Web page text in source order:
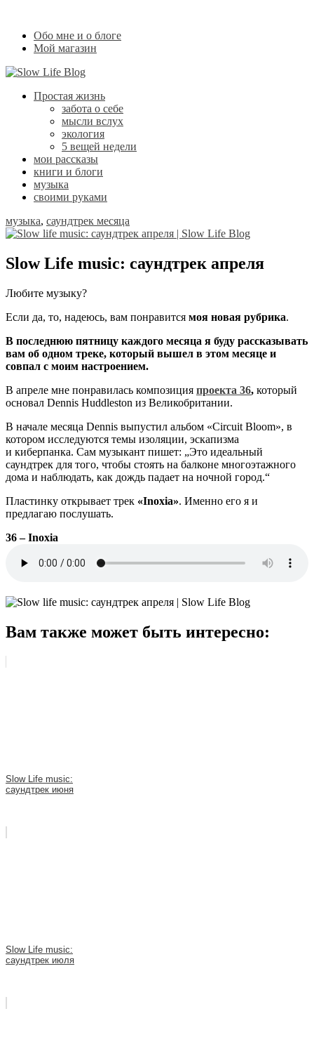
Обо мне и о блоге
Мой магазин
Простая жизнь
забота о себе
мысли вслух
экология
5 вещей недели
мои рассказы
книги и блоги
музыка
своими руками
музыка, саундтрек месяца
Slow Life music: саундтрек апреля
Любите музыку?
Если да, то, надеюсь, вам понравится моя новая рубрика.
В последнюю пятницу каждого месяца я буду рассказывать
вам об одном треке, который вышел в этом месяце и
совпал с моим настроением.
В апреле мне понравилась композиция проекта 36, который
основал Dennis Huddleston из Великобритании.
В начале месяца Dennis выпустил альбом «Circuit Bloom», в
котором исследуются темы изоляции, эскапизма
и киберпанка. Сам музыкант пишет: „Это идеальный
саундтрек для того, чтобы стоять на балконе многоэтажного
дома и наблюдать, как дождь падает на ночной город.“
Пластинку открывает трек «Inoxia». Именно его я и
предлагаю послушать.
36 – Inoxia
Вам также может быть интересно:
Slow Life music:
саундтрек июня
Slow Life music:
саундтрек июля